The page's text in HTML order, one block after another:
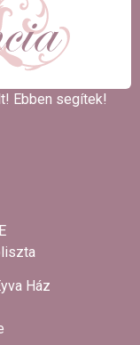
Ebben segítek!
Ház